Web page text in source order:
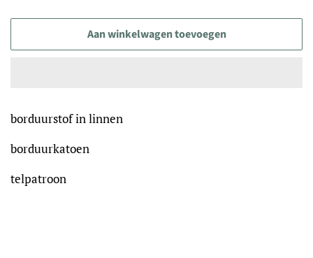
Aan winkelwagen toevoegen
borduurstof in linnen
borduurkatoen
telpatroon